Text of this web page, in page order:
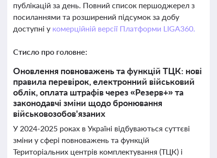
публікацій за день. Повний список першоджерел з
посиланнями та розширений підсумок за добу
доступні у комерційній версії Платформи LIGA360.
Стисло про головне:
Оновлення повноважень та функцій ТЦК: нові
правила перевірок, електронний військовий
облік, оплата штрафів через «Резерв+» та
законодавчі зміни щодо бронювання
військовозобов'язаних
У 2024-2025 роках в Україні відбуваються суттєві
зміни у сфері повноважень та функцій
Територіальних центрів комплектування (ТЦК) і